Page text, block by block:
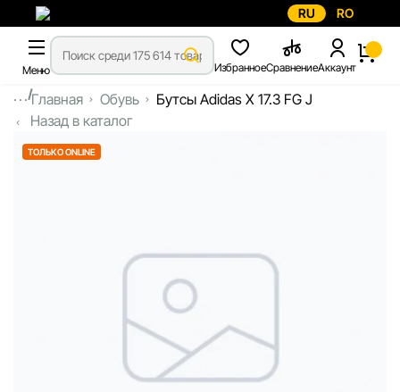
RU RO
Меню ИзбранноеСравнениеАккаунт
...Главная Обувь
Бутсы Adidas X 17.3 FG J
Назад в каталог
ТОЛЬКО ONLINE